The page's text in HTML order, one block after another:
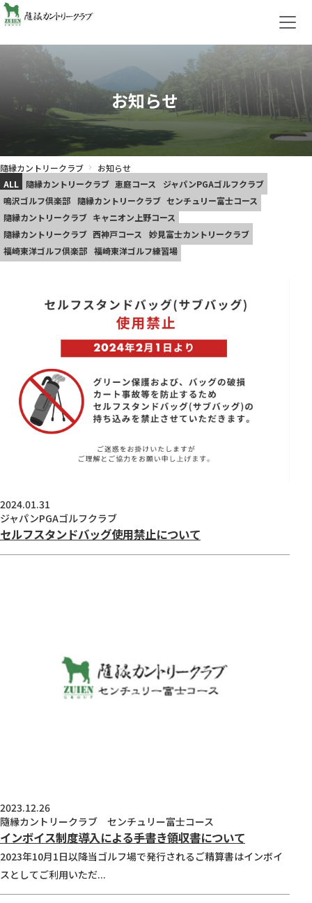
お知らせ
隨縁カントリークラブ
お知らせ
ALL
隨縁カントリークラブ 恵庭コース
ジャパンPGAゴルフクラブ
鳴沢ゴルフ倶楽部
隨縁カントリークラブ センチュリー富士コース
隨縁カントリークラブ キャニオン上野コース
隨縁カントリークラブ 西神戸コース
妙見富士カントリークラブ
福崎東洋ゴルフ倶楽部 福崎東洋ゴルフ練習場
2024.01.31
ジャパンPGAゴルフクラブ
セルフスタンドバッグ使用禁止について
2023.12.26
隨縁カントリークラブ センチュリー富士コース
インボイス制度導入による手書き領収書について
2023年10月1日以降当ゴルフ場で発行されるご精算書はインボイ
スとしてご利用いただ...